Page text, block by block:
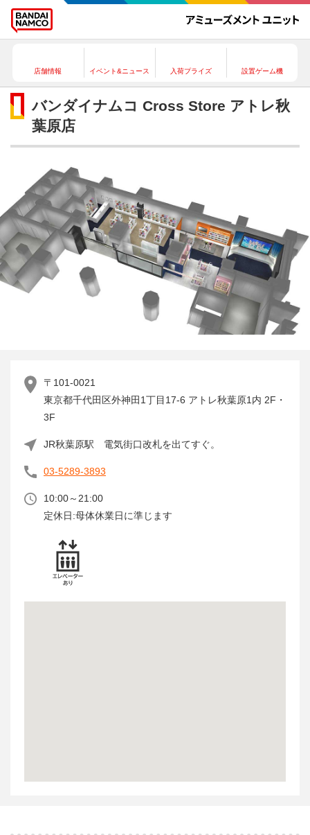
店舗情報 イベント&ニュース 入荷プライズ 設置ゲーム機
バンダイナムコ Cross Store アトレ秋
葉原店
〒101-0021
東京都千代田区外神田1丁目17-6 アトレ秋葉原1内 2F・
3F
JR秋葉原駅 電気街口改札を出てすぐ。
03-5289-3893
10:00～21:00
定休日:母体休業日に準じます